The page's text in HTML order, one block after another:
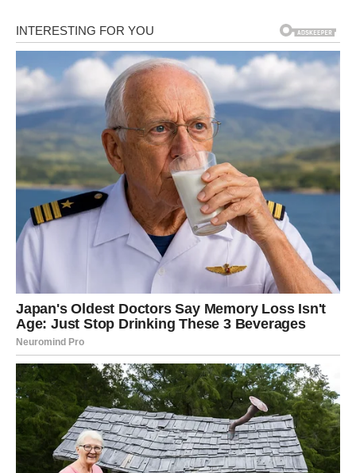
NOVAC I PRILIKE STIŽU KROZ
NEOČEKIVAN SUSRET
Ovaj vikend mogao bi vam donijeti i zanimljivu priliku
povezanu sa novcem ili poslom.
Moguće je da će jedan slučajan susret ili razgovor
pokrenuti nešto veoma važno za vašu budućnost.
Nemojte odbijati pozive, druženja ili kontakte sa ljudima
koje dugo niste vidjele.
Sudbina vam upravo kroz takve situacije pokušava
otvoriti nova vrata.